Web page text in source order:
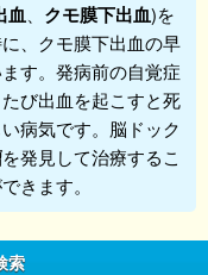
血 クモ膜下出血)を
、クモ膜下出血の早
す。発病前の自覚症
び出血を起こすと死
病気です。脳ドック
を発見して治療するこ
きます。
索